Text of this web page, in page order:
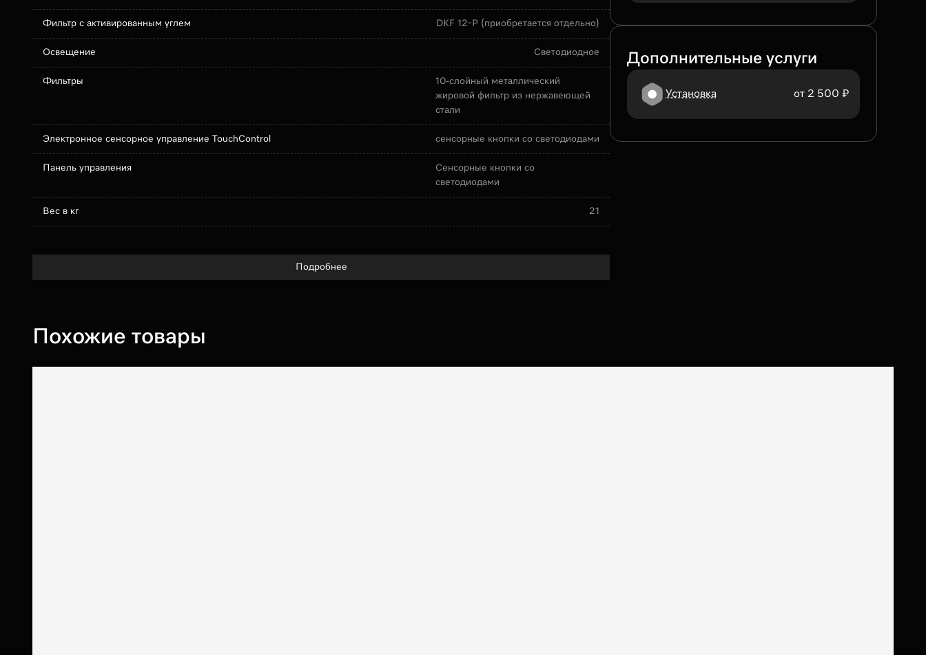
Фильтр с активированным углем DKF 12-P (приобретается отдельно)
Освещение Светодиодное
Фильтры
10-слойный металлический
жировой фильтр из нержавеющей
стали
Электронное сенсорное управление TouchControl сенсорные кнопки со светодиодами
Панель управления
Сенсорные кнопки со
светодиодами
Вес в кг 21
Подробнее
Дополнительные услуги
Установка от 2 500 ₽
Похожие товары